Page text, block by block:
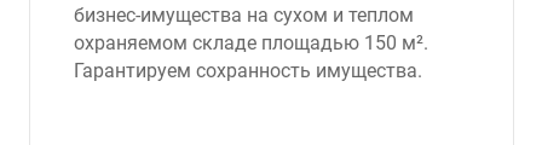
бизнес-имущества на сухом и теплом
охраняемом складе площадью 150 м².
Гарантируем сохранность имущества.